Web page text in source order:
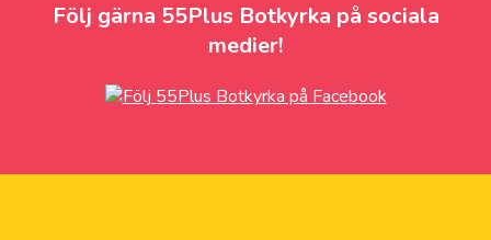
Följ gärna 55Plus Botkyrka på sociala
medier!